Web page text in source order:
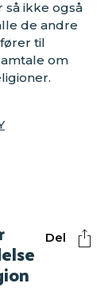
så ikke også
de andre
til
om
Del